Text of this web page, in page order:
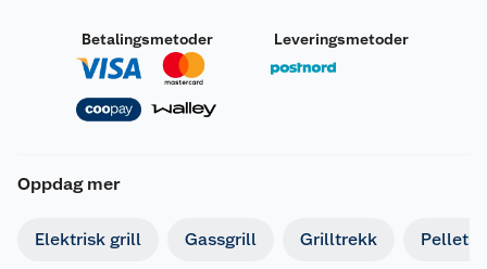
Betalingsmetoder Leveringsmetoder
Oppdag mer
Elektrisk grill Gassgrill Grilltrekk